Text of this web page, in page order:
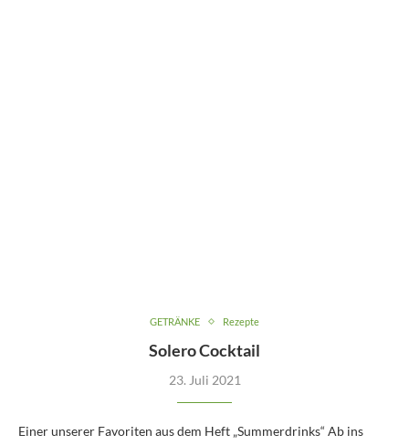
GETRÄNKE Rezepte
Solero Cocktail
23. Juli 2021
Einer unserer Favoriten aus dem Heft „Summerdrinks“ Ab ins